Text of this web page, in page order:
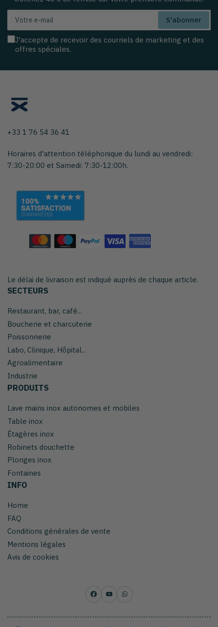
mail
S'abonner
J'accepte de recevoir des courriels de marketing et des
offres spéciales.
+33 1 76 54 36 41
Horaires d'attention téléphonique du lundi au vendredi:
7:30-20:00 et Samedi: 7:30-12:00h.
Le délai de livraison est indiqué auprès de chaque article.
SECTEURS
Restaurant, bar, café...
Boucherie et charcuterie
Poissonnerie
Labo, Clinique, Hôpital...
Agroalimentaire
Industrie
PRODUITS
Lave mains inox autonomes et mobiles
Table inox
Étagères inox
Robinets douchette
Plonges inox
Fontaines
INFO
Home
FAQ
Conditions générales de vente
Mentions légales
Avis de cookies
Facebook
YouTubeWhatsApp